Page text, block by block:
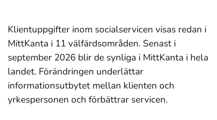
Klientuppgifter inom socialservicen visas redan i
MittKanta i 11 välfärdsområden. Senast i
september 2026 blir de synliga i MittKanta i hela
landet. Förändringen underlättar
informationsutbytet mellan klienten och
yrkespersonen och förbättrar servicen.